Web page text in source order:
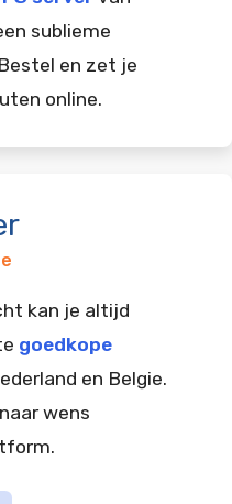
sublieme
en zet je
online.
kan je altijd
goedkope
en Belgie.
wens